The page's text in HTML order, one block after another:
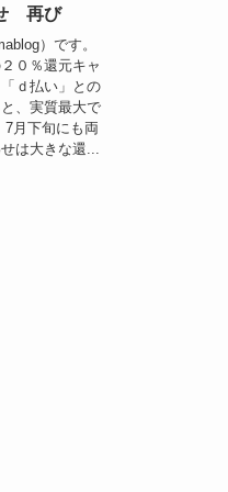
再び
）です。
０％還元キャ
ｄ払い」との
、実質最大で
7月下旬にも両
は大きな還...